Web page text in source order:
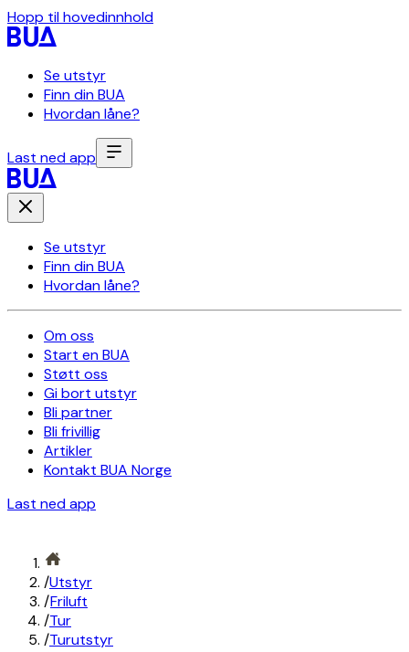
Hopp til hovedinnhold
Se utstyr
Finn din BUA
Hvordan låne?
Last ned app
Se utstyr
Finn din BUA
Hvordan låne?
Om oss
Start en BUA
Støtt oss
Gi bort utstyr
Bli partner
Bli frivillig
Artikler
Kontakt BUA Norge
Last ned app
/Utstyr
/Friluft
/Tur
/Turutstyr